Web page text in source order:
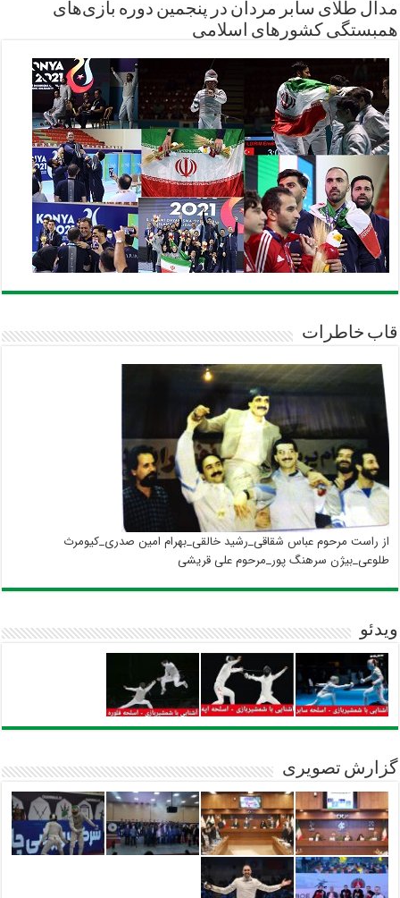
مدال طلای سابر مردان در پنجمین دوره بازی‌های
همبستگی کشورهای اسلامی
قاب خاطرات
از راست مرحوم عباس شقاقی_رشید خالقی_بهرام امین صدری_کیومرث
طلوعی_بیژن سرهنگ پور_مرحوم علی قریشی
ویدئو
گزارش تصویری